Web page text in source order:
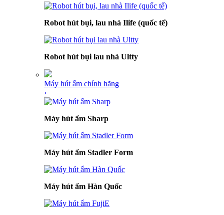
Robot hút bụi, lau nhà Ilife (quốc tế)
Robot hút bụi lau nhà Ultty
Máy hút ẩm chính hãng
›
Máy hút ẩm Sharp
Máy hút ẩm Stadler Form
Máy hút ẩm Hàn Quốc